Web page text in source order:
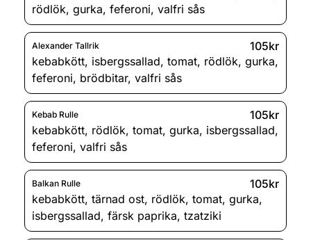
rödlök, gurka, feferoni, valfri sås
Alexander Tallrik
105kr
kebabkött, isbergssallad, tomat, rödlök, gurka,
feferoni, brödbitar, valfri sås
Kebab Rulle
105kr
kebabkött, rödlök, tomat, gurka, isbergssallad,
feferoni, valfri sås
Balkan Rulle
105kr
kebabkött, tärnad ost, rödlök, tomat, gurka,
isbergssallad, färsk paprika, tzatziki